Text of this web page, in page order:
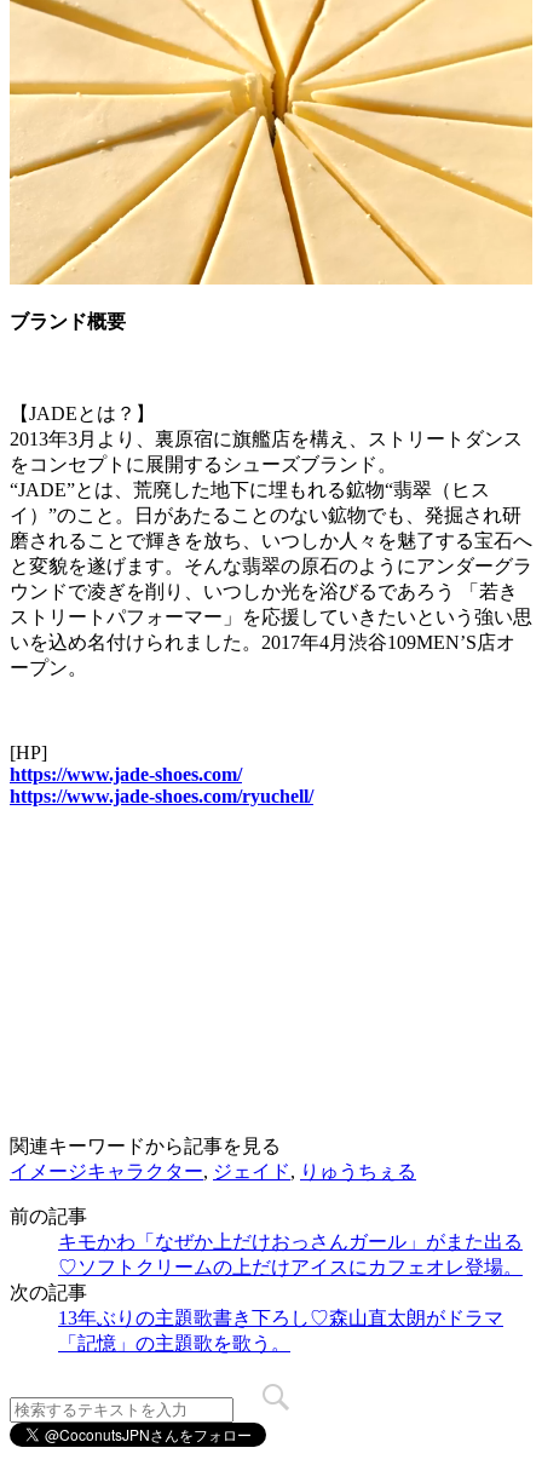
ブランド概要
【JADEとは？】
2013年3月より、裏原宿に旗艦店を構え、ストリートダンス
をコンセプトに展開するシューズブランド。
“JADE”とは、荒廃した地下に埋もれる鉱物“翡翠（ヒス
イ）”のこと。日があたることのない鉱物でも、発掘され研
磨されることで輝きを放ち、いつしか人々を魅了する宝石へ
と変貌を遂げます。そんな翡翠の原石のようにアンダーグラ
ウンドで凌ぎを削り、いつしか光を浴びるであろう 「若き
ストリートパフォーマー」を応援していきたいという強い思
いを込め名付けられました。2017年4月渋谷109MEN’S店オ
ープン。
[HP]
https://www.jade-shoes.com/
https://www.jade-shoes.com/ryuchell/
関連キーワードから記事を見る
イメージキャラクター, ジェイド, りゅうちぇる
前の記事
キモかわ「なぜか上だけおっさんガール」がまた出る
♡ソフトクリームの上だけアイスにカフェオレ登場。
次の記事
13年ぶりの主題歌書き下ろし♡森山直太朗がドラマ
「記憶」の主題歌を歌う。